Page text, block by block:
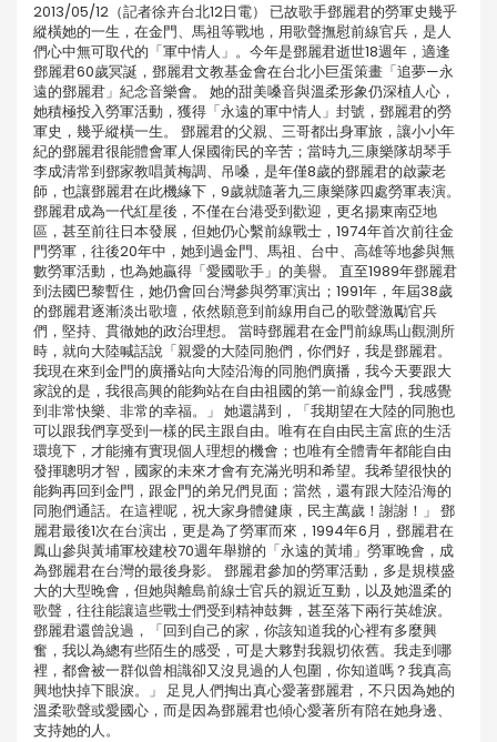
2013/05/12（記者徐卉台北12日電） 已故歌手鄧麗君的勞軍史幾乎
縱橫她的一生，在金門、馬祖等戰地，用歌聲撫慰前線官兵，是人
們心中無可取代的「軍中情人」。今年是鄧麗君逝世18週年，適逢
鄧麗君60歲冥誕，鄧麗君文教基金會在台北小巨蛋策畫「追夢—永
遠的鄧麗君」紀念音樂會。 她的甜美嗓音與溫柔形象仍深植人心，
她積極投入勞軍活動，獲得「永遠的軍中情人」封號，鄧麗君的勞
軍史，幾乎縱橫一生。 鄧麗君的父親、三哥都出身軍旅，讓小小年
紀的鄧麗君很能體會軍人保國衛民的辛苦；當時九三康樂隊胡琴手
李成清常到鄧家教唱黃梅調、吊嗓，是年僅8歲的鄧麗君的啟蒙老
師，也讓鄧麗君在此機緣下，9歲就隨著九三康樂隊四處勞軍表演。
鄧麗君成為一代紅星後，不僅在台港受到歡迎，更名揚東南亞地
區，甚至前往日本發展，但她仍心繫前線戰士，1974年首次前往金
門勞軍，往後20年中，她到過金門、馬祖、台中、高雄等地參與無
數勞軍活動，也為她贏得「愛國歌手」的美譽。 直至1989年鄧麗君
到法國巴黎暫住，她仍會回台灣參與勞軍演出；1991年，年屆38歲
的鄧麗君逐漸淡出歌壇，依然願意到前線用自己的歌聲激勵官兵
們，堅持、貫徹她的政治理想。 當時鄧麗君在金門前線馬山觀測所
時，就向大陸喊話說「親愛的大陸同胞們，你們好，我是鄧麗君。
我現在來到金門的廣播站向大陸沿海的同胞們廣播，我今天要跟大
家說的是，我很高興的能夠站在自由祖國的第一前線金門，我感覺
到非常快樂、非常的幸福。」 她還講到，「我期望在大陸的同胞也
可以跟我們享受到一樣的民主跟自由。唯有在自由民主富庶的生活
環境下，才能擁有實現個人理想的機會；也唯有全體青年都能自由
發揮聰明才智，國家的未來才會有充滿光明和希望。我希望很快的
能夠再回到金門，跟金門的弟兄們見面；當然，還有跟大陸沿海的
同胞們通話。在這裡呢，祝大家身體健康，民主萬歲！謝謝！」 鄧
麗君最後1次在台演出，更是為了勞軍而來，1994年6月，鄧麗君在
鳳山參與黃埔軍校建校70週年舉辦的「永遠的黃埔」勞軍晚會，成
為鄧麗君在台灣的最後身影。 鄧麗君參加的勞軍活動，多是規模盛
大的大型晚會，但她與離島前線士官兵的親近互動，以及她溫柔的
歌聲，往往能讓這些戰士們受到精神鼓舞，甚至落下兩行英雄淚。
鄧麗君還曾說過，「回到自己的家，你該知道我的心裡有多麼興
奮，我以為總有些陌生的感受，可是大夥對我親切依舊。我走到哪
裡，都會被一群似曾相識卻又沒見過的人包圍，你知道嗎？我真高
興地快掉下眼淚。」 足見人們掏出真心愛著鄧麗君，不只因為她的
溫柔歌聲或愛國心，而是因為鄧麗君也傾心愛著所有陪在她身邊、
支持她的人。